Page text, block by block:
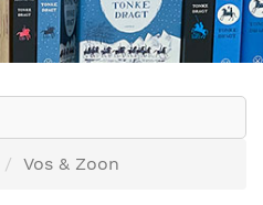
Vos & Zoon